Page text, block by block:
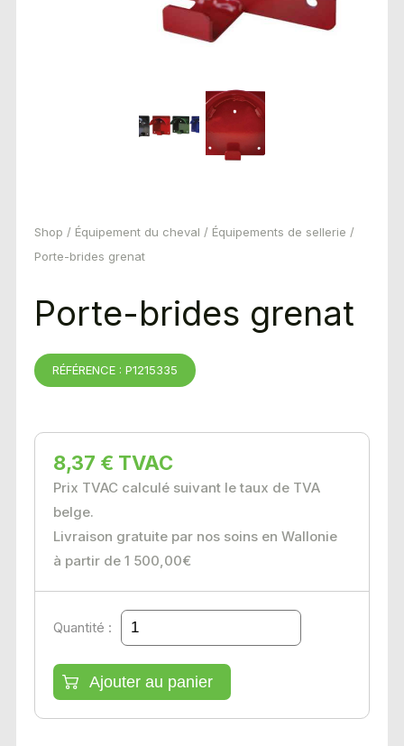
Shop / Équipement du cheval / Équipements de sellerie /
Porte-brides grenat
Porte-brides grenat
RÉFÉRENCE : P1215335
8,37 € TVAC
Prix TVAC calculé suivant le taux de TVA
belge.
Livraison gratuite par nos soins en Wallonie
à partir de 1 500,00€
Quantité :